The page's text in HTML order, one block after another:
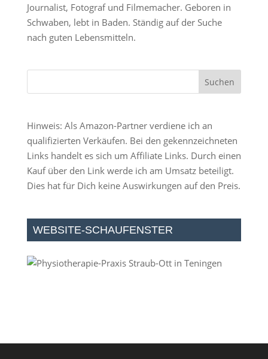
Journalist, Fotograf und Filmemacher. Geboren in
Schwaben, lebt in Baden. Ständig auf der Suche
nach guten Lebensmitteln.
Hinweis: Als Amazon-Partner verdiene ich an
qualifizierten Verkäufen. Bei den gekennzeichneten
Links handelt es sich um Affiliate Links. Durch einen
Kauf über den Link werde ich am Umsatz beteiligt.
Dies hat für Dich keine Auswirkungen auf den Preis.
WEBSITE-SCHAUFENSTER